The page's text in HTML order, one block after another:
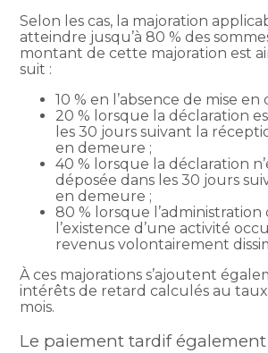
Selon les cas, la majoration
atteindre jusqu’à 80 % des
montant de cette majoration est
suit :
10 % en l’absence de mise
20 % lorsque la déclaration
les 30 jours suivant la
en demeure ;
40 % lorsque la déclaration
déposée dans les 30 jours
en demeure ;
80 % lorsque
l’existence d’une activité
revenus volontairement
À ces majorations s’ajoutent
intérêts de retard calculés au taux
mois.
Le paiement tardif